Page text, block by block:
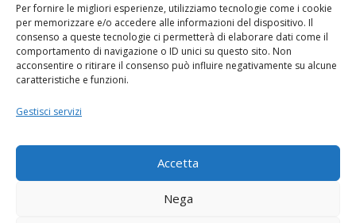
Per fornire le migliori esperienze, utilizziamo tecnologie come i cookie
per memorizzare e/o accedere alle informazioni del dispositivo. Il
consenso a queste tecnologie ci permetterà di elaborare dati come il
comportamento di navigazione o ID unici su questo sito. Non
acconsentire o ritirare il consenso può influire negativamente su alcune
caratteristiche e funzioni.
Gestisci servizi
Accetta
Nega
ABRUZZO BASILICATA
CALABRIA
FRIULI VENEZIA-GIULIA
LOMBARDIA
MARCHE
MOLISE
TOSCANA